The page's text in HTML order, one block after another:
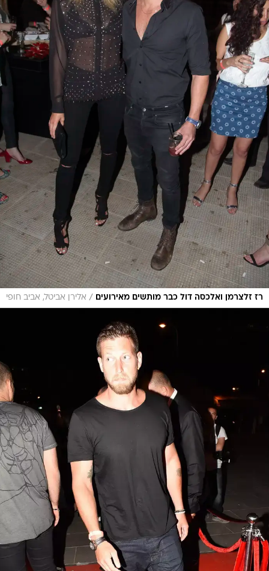
רז זלצרמן ואלכסה דול כבר מותשים מאירועים / אלירן אביטל, אביב חופי